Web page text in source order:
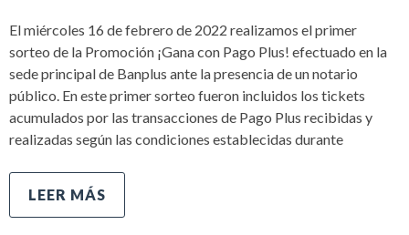
El miércoles 16 de febrero de 2022 realizamos el primer
sorteo de la Promoción ¡Gana con Pago Plus! efectuado en la
sede principal de Banplus ante la presencia de un notario
público. En este primer sorteo fueron incluidos los tickets
acumulados por las transacciones de Pago Plus recibidas y
realizadas según las condiciones establecidas durante
LEER MÁS